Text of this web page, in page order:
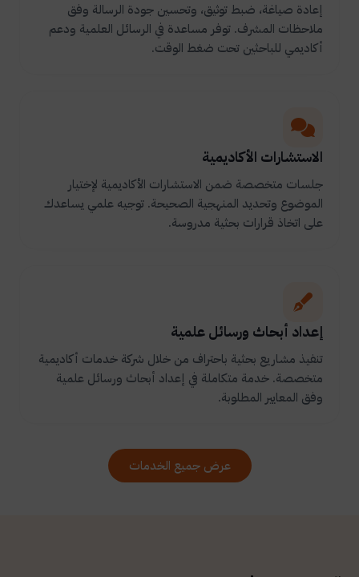
إعادة صياغة، ضبط توثيق، وتحسين جودة الرسالة وفق
ملاحظات المشرف. توفر مساعدة في الرسائل العلمية ودعم
أكاديمي للباحثين تحت ضغط الوقت.
الاستشارات الأكاديمية
جلسات متخصصة ضمن الاستشارات الأكاديمية لإختيار
الموضوع وتحديد المنهجية الصحيحة. توجيه علمي يساعدك
على اتخاذ قرارات بحثية مدروسة.
إعداد أبحاث ورسائل علمية
تنفيذ مشاريع بحثية باحتراف من خلال شركة خدمات أكاديمية
متخصصة. خدمة متكاملة في إعداد أبحاث ورسائل علمية
وفق المعايير المطلوبة.
عرض جميع الخدمات